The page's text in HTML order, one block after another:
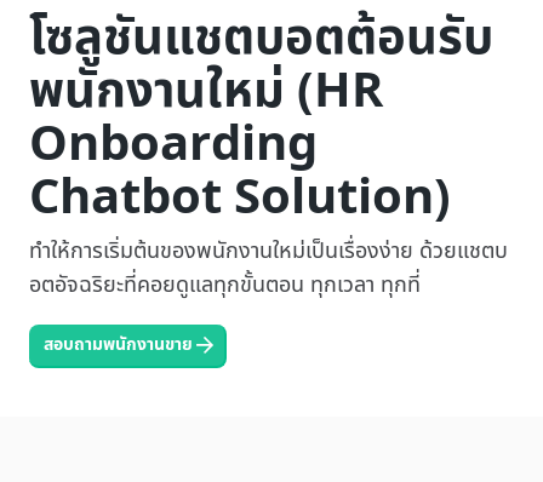
โซลูชันแชตบอตต้อนรับ
พนักงานใหม่ (HR
Onboarding
Chatbot Solution)
ทำให้การเริ่มต้นของพนักงานใหม่เป็นเรื่องง่าย ด้วยแชตบ
อตอัจฉริยะที่คอยดูแลทุกขั้นตอน ทุกเวลา ทุกที่
สอบถามพนักงานขาย